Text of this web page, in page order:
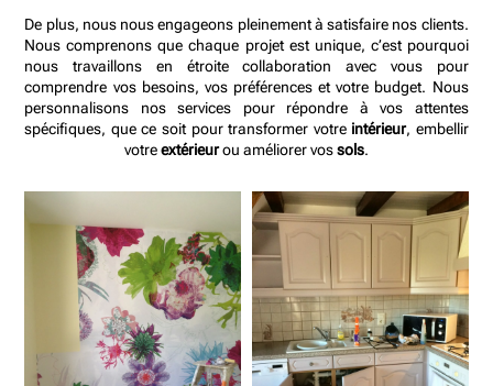
De plus, nous nous engageons pleinement à satisfaire nos clients.
Nous comprenons que chaque projet est unique, c’est pourquoi
nous travaillons en étroite collaboration avec vous pour
comprendre vos besoins, vos préférences et votre budget. Nous
personnalisons nos services pour répondre à vos attentes
spécifiques, que ce soit pour transformer votre intérieur, embellir
votreextérieurou améliorer vossols.